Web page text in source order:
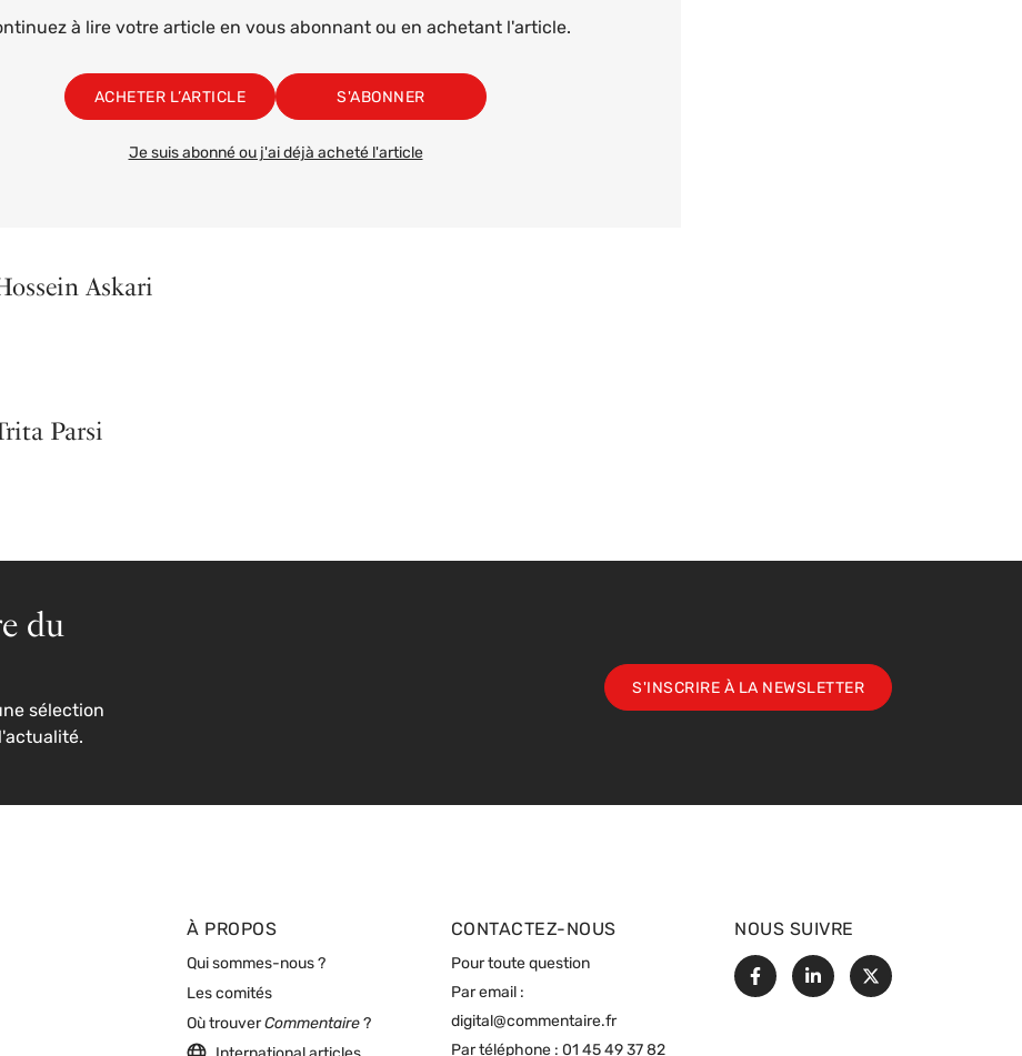
à lire votre article en vous abonnant ou en achetant l'article.
ACHETER L’ARTICLE S'ABONNER
Je suis abonné ou j'ai déjà acheté l'article
Askari
Parsi
du
sélection
S'INSCRIRE À LA NEWSLETTER
À PROPOS
Qui sommes-nous ?
Les comités
Où trouverCommentaire ?
CONTACTEZ-NOUS
Pour toute question
Par email :
digital@commentaire.fr
Par téléphone : 01 45 49 37 82
NOUS SUIVRE
FacebookLinkedin
X